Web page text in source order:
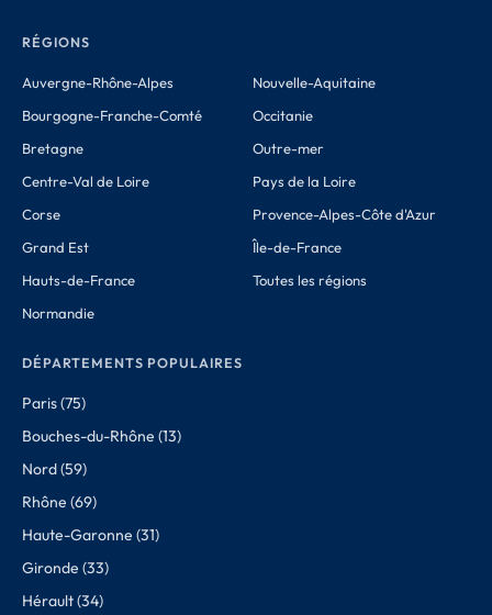
RÉGIONS
Auvergne-Rhône-Alpes
Bourgogne-Franche-Comté
Bretagne
Centre-Val de Loire
Corse
Grand Est
Hauts-de-France
Normandie
Nouvelle-Aquitaine
Occitanie
Outre-mer
Pays de la Loire
Provence-Alpes-Côte d'Azur
Île-de-France
Toutes les régions
DÉPARTEMENTS POPULAIRES
Paris (75)
Bouches-du-Rhône (13)
Nord (59)
Rhône (69)
Haute-Garonne (31)
Gironde (33)
Hérault (34)